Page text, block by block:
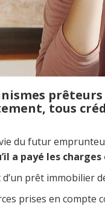
tous
du futur
a payé les
prêt immobilier
prises en compte